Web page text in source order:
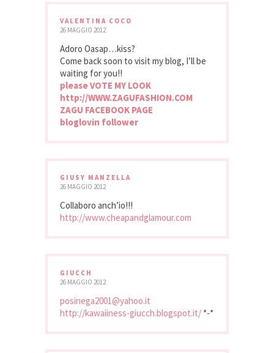
VALENTINA COCO
26 MAGGIO 2012
Adoro Oasap…kiss?
Come back soon to visit my blog, I’ll be
waiting for you!!
please VOTE MY LOOK
http://WWW.ZAGUFASHION.COM
ZAGU FACEBOOK PAGE
bloglovin follower
GIUSY MANZELLA
26 MAGGIO 2012
Collaboro anch’io!!!
http://www.cheapandglamour.com
GIUCCH
26 MAGGIO 2012
posinega2001@yahoo.it
http://kawaiiness-giucch.blogspot.it/ *-*